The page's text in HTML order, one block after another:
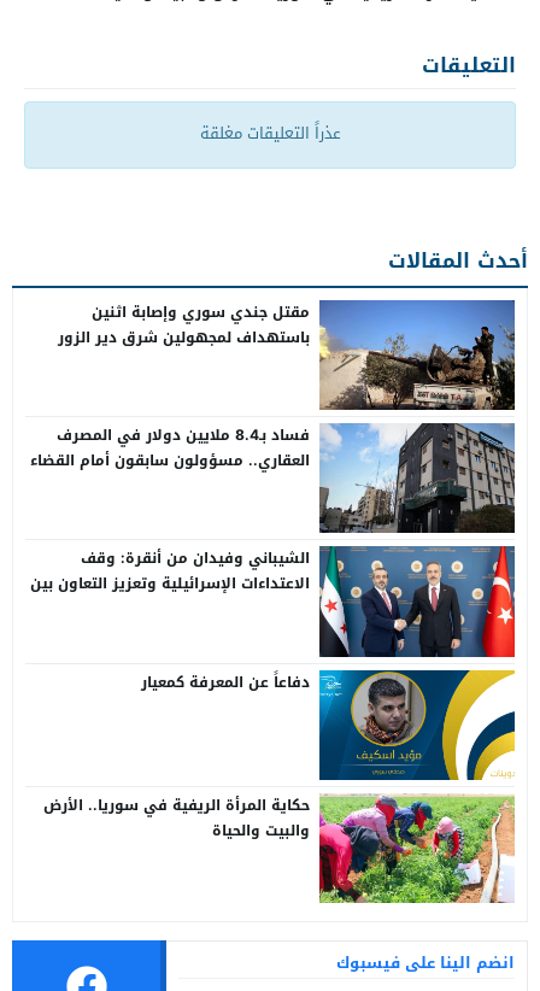
التعليقات
عذراً التعليقات مغلقة
أحدث المقالات
مقتل جندي سوري وإصابة اثنين
باستهداف لمجهولين شرق دير الزور
فساد بـ8.4 ملايين دولار في المصرف
العقاري.. مسؤولون سابقون أمام القضاء
الشيباني وفيدان من أنقرة: وقف
الاعتداءات الإسرائيلية وتعزيز التعاون بين
دفاعاً عن المعرفة كمعيار
حكاية المرأة الريفية في سوريا.. الأرض
والبيت والحياة
انضم الينا على فيسبوك